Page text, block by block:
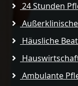
24 Stunden
Häusliche
Ambulante